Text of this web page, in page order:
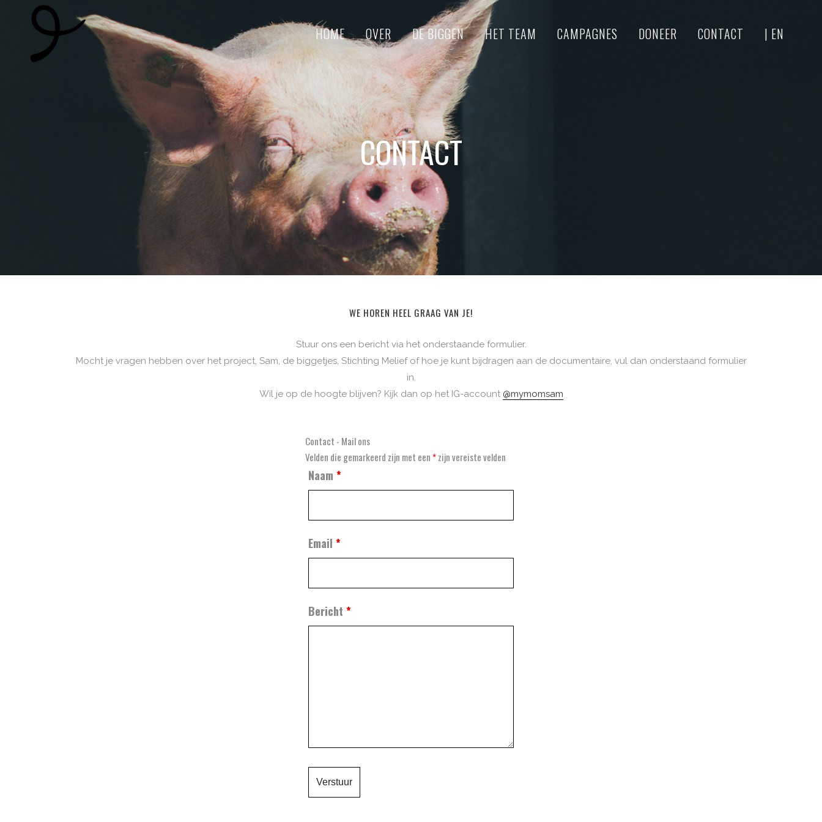
HOME OVER DE BIGGEN HET TEAM CAMPAGNES DONEER CONTACT | EN
CONTACT
WE HOREN HEEL GRAAG VAN JE!
Stuur ons een bericht via het onderstaande formulier.
Mocht je vragen hebben over het project, Sam, de biggetjes, Stichting Melief of hoe je kunt bijdragen aan de documentaire, vul dan onderstaand formulier
in.
Wil je op de hoogte blijven? Kijk dan op het IG-account @mymomsam
Contact - Mail ons
Velden die gemarkeerd zijn met een *zijn vereiste velden
Naam *
Email *
Bericht *